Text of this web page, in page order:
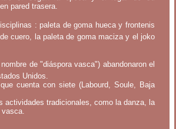
pared trasera.
: paleta de goma hueca y frontenis
cuero, la paleta de goma maciza y el joko
de "diáspora vasca") abandonaron el
Unidos.
cuenta con siete (Labourd, Soule, Baja
actividades tradicionales, como la danza, la